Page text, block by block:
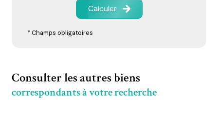
Calculer
* Champs obligatoires
Consulter les autres biens
correspondants à votre recherche